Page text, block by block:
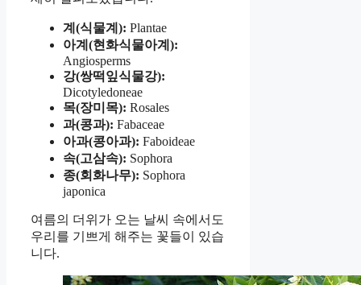
계(식물계): Plantae
아계(현화식물아계):
Angiosperms
강(쌍떡잎식물강):
Dicotyledoneae
목(장미목): Rosales
과(콩과): Fabaceae
아과(콩아과): Faboideae
속(고삼속): Sophora
종(회화나무): Sophora
japonica
여름의 더위가 오는 날씨 속에서도
우리를 기쁘게 해주는 꽃들이 있습
니다.